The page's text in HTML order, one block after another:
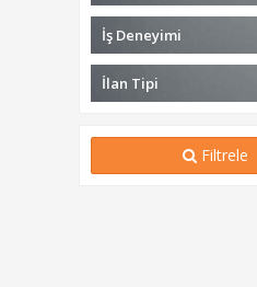
İş Deneyimi
İlan Tipi
Filtrele